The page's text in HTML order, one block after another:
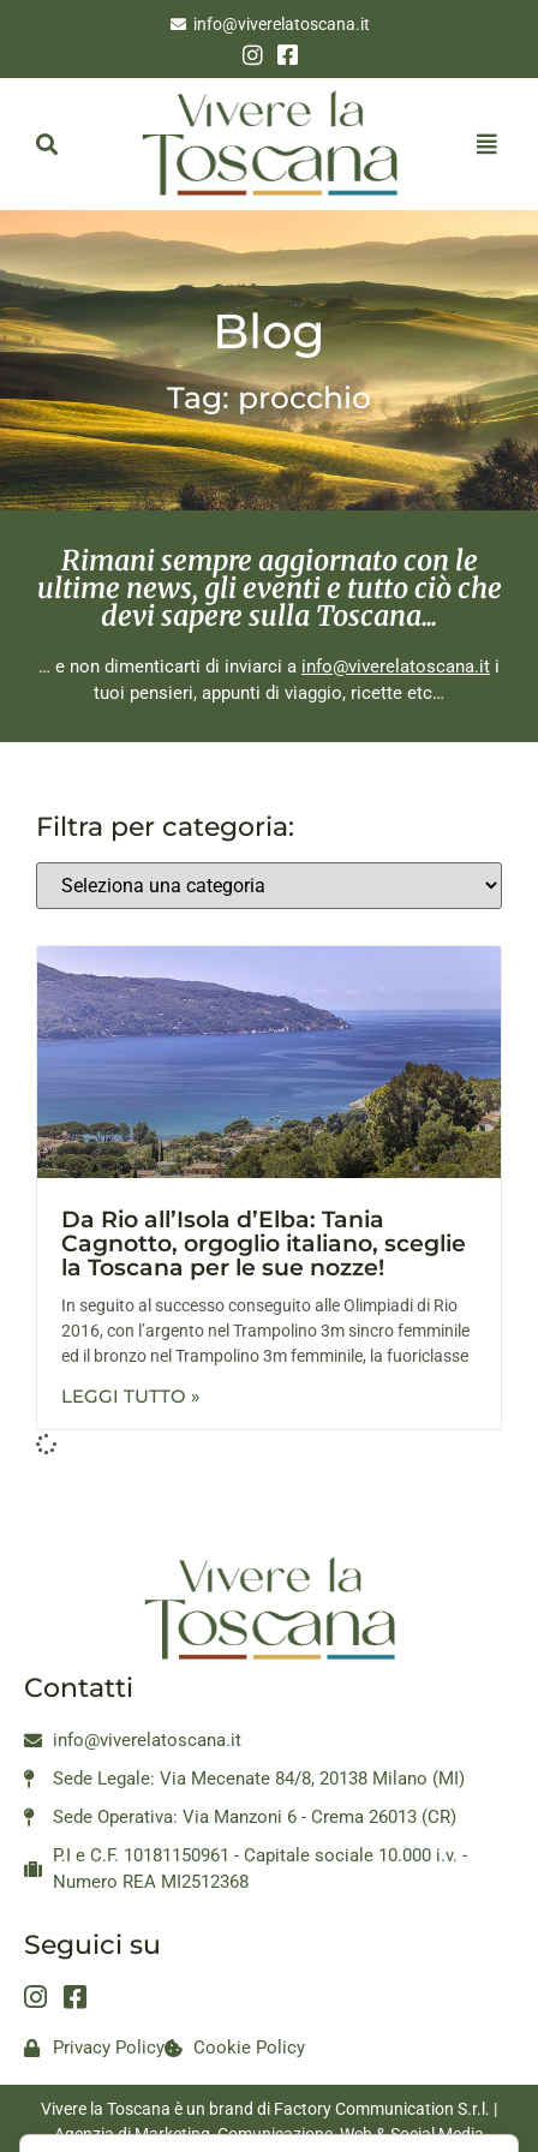
info@viverelatoscana.it
Blog
Tag: procchio
Rimani sempre aggiornato con le
ultime news, gli eventi e tutto ciò che
devi sapere sulla Toscana...
… e non dimenticarti di inviarci a info@viverelatoscana.it i
tuoi pensieri, appunti di viaggio, ricette etc…
Filtra per categoria:
Da Rio all’Isola d’Elba: Tania
Cagnotto, orgoglio italiano, sceglie
la Toscana per le sue nozze!
In seguito al successo conseguito alle Olimpiadi di Rio
2016, con l’argento nel Trampolino 3m sincro femminile
ed il bronzo nel Trampolino 3m femminile, la fuoriclasse
LEGGI TUTTO »
Contatti
info@viverelatoscana.it
Sede Legale: Via Mecenate 84/8, 20138 Milano (MI)
Sede Operativa: Via Manzoni 6 - Crema 26013 (CR)
P.I e C.F. 10181150961 - Capitale sociale 10.000 i.v. -
Numero REA MI2512368
Seguici su
Privacy Policy Cookie Policy
Vivere la Toscana è un brand di Factory Communication S.r.l. |
Agenzia di Marketing, Comunicazione, Web & Social Media